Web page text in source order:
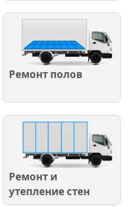
Ремонт полов
Ремонт и
утепление стен